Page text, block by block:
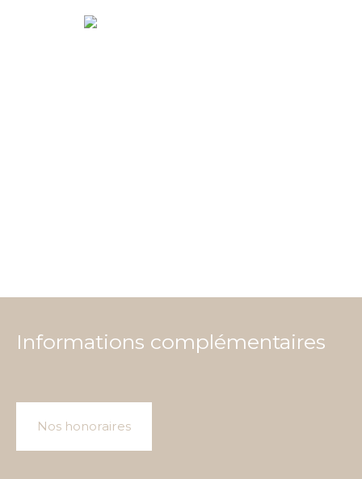
Informations complémentaires
Nos honoraires